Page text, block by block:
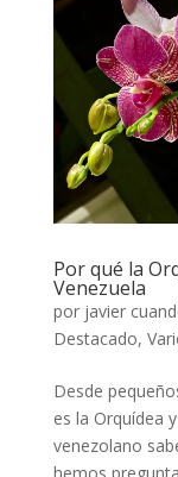
Por qué la
Venezuela
por javier
Destacado,
Desde
es la Orquídea
venezolano
hemos